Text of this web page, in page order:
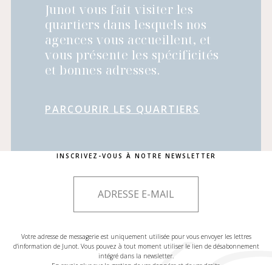
Junot vous fait visiter les
quartiers dans lesquels nos
agences vous accueillent, et
vous présente les spécificités
et bonnes adresses.
PARCOURIR LES QUARTIERS
INSCRIVEZ-VOUS À NOTRE NEWSLETTER
Votre adresse de messagerie est uniquement utilisée pour vous envoyer les lettres
d'information de Junot. Vous pouvez à tout moment utiliser le lien de désabonnement
intégré dans la newsletter.